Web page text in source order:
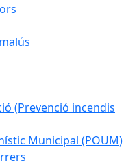
(Prevenció incendis
Municipal (POUM)